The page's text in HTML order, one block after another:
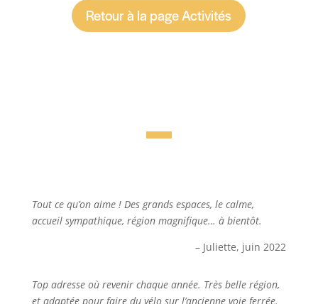
Retour à la page Activités
Tout ce qu’on aime ! Des grands espaces, le calme,
accueil sympathique, région magnifique… à bientôt.
– Juliette, juin 2022
Top adresse où revenir chaque année. Très belle région,
et adaptée pour faire du vélo sur l’ancienne voie ferrée.